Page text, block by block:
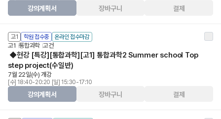
강의계획서 장바구니 결제
고1 학원 접수중 온라인 접수마감
고1 통합과학 고건
◆현강 [특강][통합과학][고1] 통합과학2 Summer school Top
step project(수일반)
7월 22일(수) 개강
[수] 18:40-20:20 [일] 15:30-17:10
강의계획서 장바구니 결제